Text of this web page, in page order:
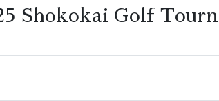
Shokokai Golf